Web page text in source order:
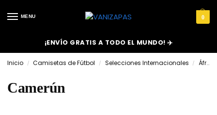
MENU 0
¡ENVÍO GRATIS A TODO EL MUNDO! ✈️
Inicio / Camisetas de Fútbol / Selecciones Internacionales / África
Camerún